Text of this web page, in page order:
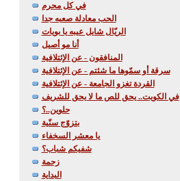
في كل محرم
الحب معادلة صعبه جدا
الريّال شايل عيبه يا بويات
أنا مو أصيل
المنافقون - عن الإئتلافية
سرقة أو سمّوها ما شئتم - عن الإئتلافية
القردة تغزو الجامعة - عن الإئتلافية
في الكويت.. يحق للص ما لا يحق للشريف
حلوين..؟
بتزوّج سنّية
يا معشر السخفاء
شفيكم شباب؟
زحمة
البداية